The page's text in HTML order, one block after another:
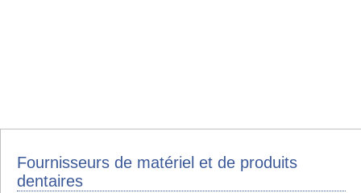
Fournisseurs de matériel et de produits
dentaires